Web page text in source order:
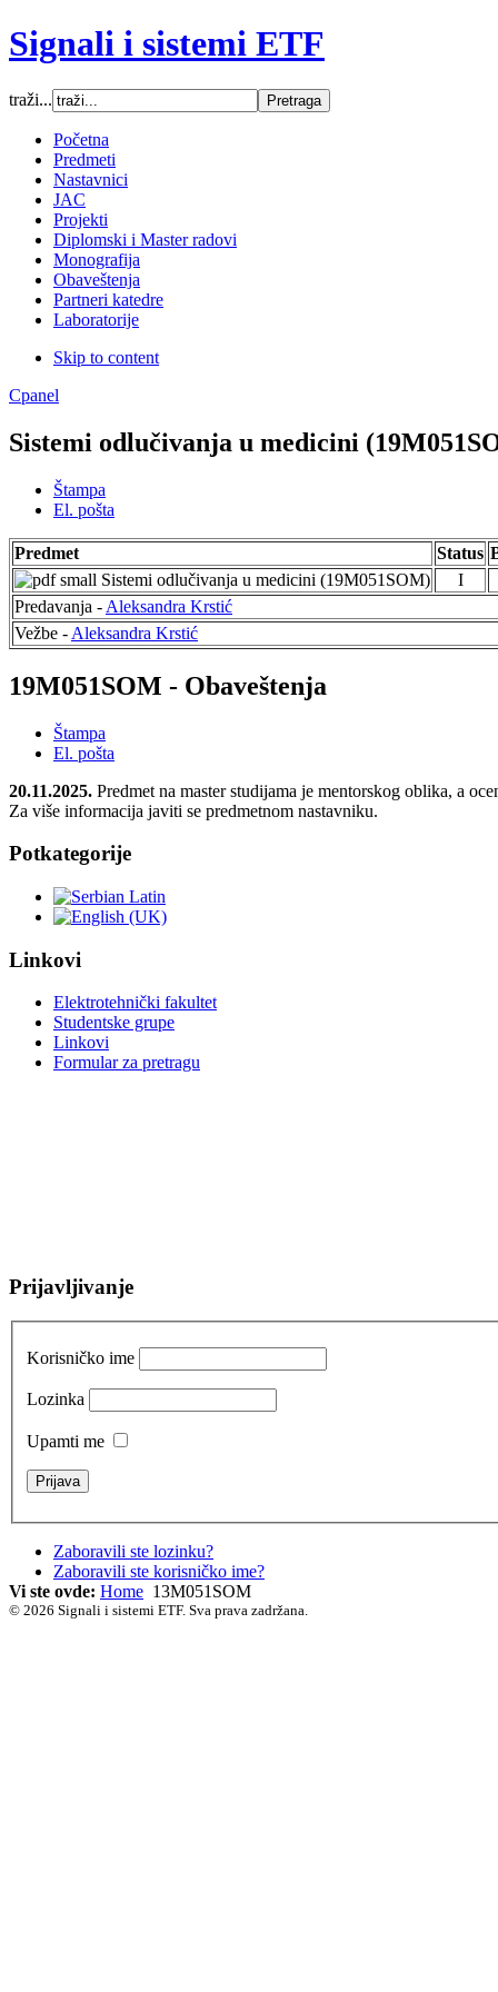
Signali i sistemi ETF
traži...
Početna
Predmeti
Nastavnici
JAC
Projekti
Diplomski i Master radovi
Monografija
Obaveštenja
Partneri katedre
Laboratorije
Skip to content
Increase font size
Decrease font size
Default font size
SCREEN
Wide (default)
Fluid
Cpanel
Sistemi odlučivanja u medicini
Štampa
El. pošta
Predmet Status
Sistemi odlučivanja u medicini (19M051SOM)
I
Predavanja - Aleksandra Krstić
Vežbe - Aleksandra Krstić
19M051SOM - Obaveštenja
Štampa
El. pošta
20.11.2025. Predmet na master studijama je mentorskog oblika, a
Za više informacija javiti se predmetnom nastavniku.
Potkategorije
Linkovi
Elektrotehnički fakultet
Studentske grupe
Linkovi
Formular za pretragu
Prijavljivanje
Korisničko ime
Lozinka
Upamti me
Zaboravili ste lozinku?
Zaboravili ste korisničko ime?
Vi ste ovde: Home 13M051SOM
© 2026 Signali i sistemi ETF. Sva prava zadržana.